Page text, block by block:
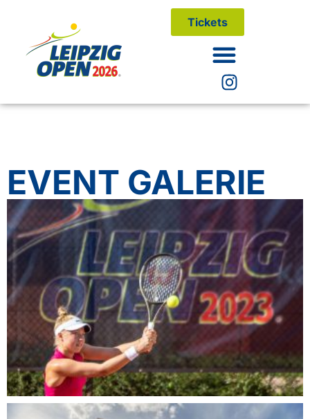
Tickets
EVENT GALERIE